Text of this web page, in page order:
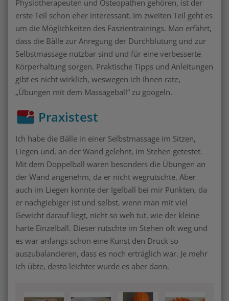
Physiotherapeuten und Osteopathen gehören, ist der
erste Teil schon eher interessant. Im zweiten Teil geht es
um die Möglichkeiten des Faszientrainings. Man erfährt,
dass die Bälle zur Anregung der Durchblutung und zur
Selbstmassage nutzbar sind und für eine verbesserte
Körperhaltung sorgen. Praktische Tipps und Anleitungen
gibt es nicht wirklich, weswegen ich Ihnen rate,
„Übungen mit dem Massageball“ zu googeln.
Praxistest
Ich habe die Bälle in einer Selbstmassage im Sitzen,
Liegen und, an der Wand gelehnt, im Stehen getestet.
Mit dem Doppelball waren besonders die Übungen an
der Wand angenehm, da er nicht wegrutschte. Aber
auch im Liegen konnte der Igelball bei mir Punkten, da
er nachgiebiger ist und selbst, wenn man mit viel
Gewicht darauf liegt, nicht so weh tut, wie der kleine
harte Einzelball. Dieser rutschte im Stehen oft weg und
es war anfangs schon eine Kunst den Druck so
auszubalancieren, dass es noch erträglich war. Je mehr
ich übte, desto leichter wurde es aber dann.